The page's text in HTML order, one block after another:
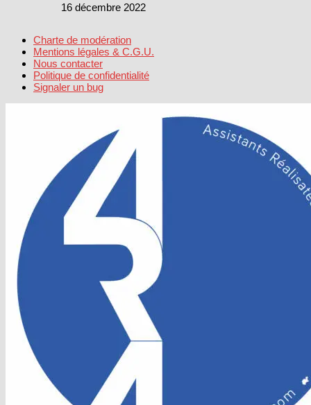
16 décembre 2022
Charte de modération
Mentions légales & C.G.U.
Nous contacter
Politique de confidentialité
Signaler un bug